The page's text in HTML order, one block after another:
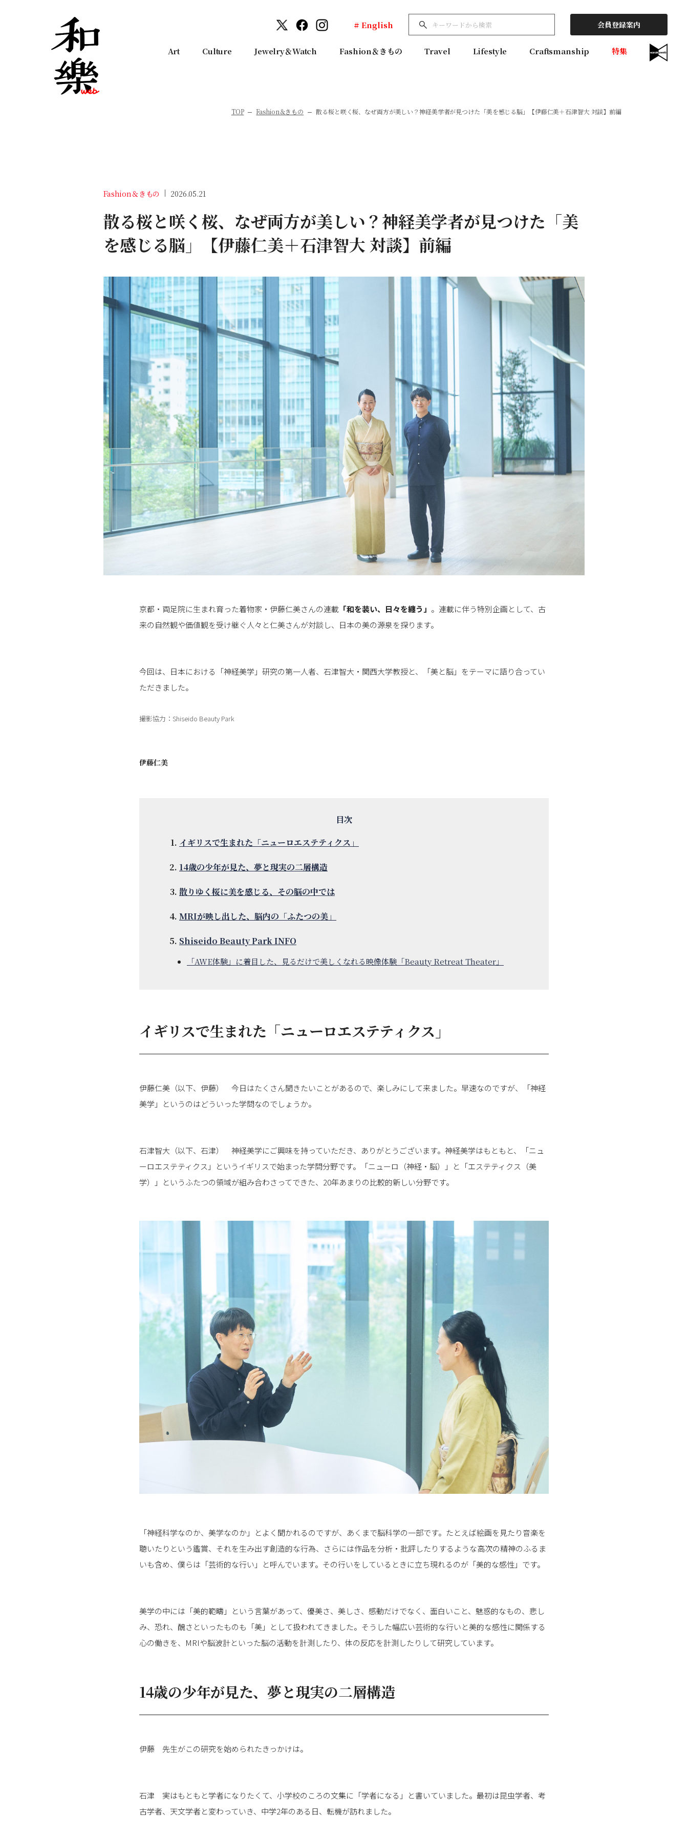
# English 会員登録案内
Art Culture Jewelry＆Watch Fashion＆きもの Travel Lifestyle Craftsmanship 特集
TOP Fashion＆きもの 散る桜と咲く桜、なぜ両方が美しい？神経美学者が見つけた「美を感じる脳」【伊藤仁美＋石津智大 対談】前編
Fashion＆きもの 2026.05.21
散る桜と咲く桜、なぜ両方が美しい？神経美学者が見つけた「美
を感じる脳」【伊藤仁美＋石津智大 対談】前編
京都・両足院に生まれ育った着物家・伊藤仁美さんの連載 「和を装い、日々を纏う 」 。連載に伴う特別企画として、古
来の自然観や価値観を受け継ぐ人々と仁美さんが対談し、日本の美の源泉を探ります。
今回は、日本における「神経美学」研究の第一人者、石津智大・関西大学教授と、「美と脳」をテーマに語り合ってい
ただきました。
撮影協力：Shiseido Beauty Park
伊藤仁美
イギリスで生まれた「ニューロエステティクス」
14歳の少年が見た、夢と現実の二層構造
散りゆく桜に美を感じる、その脳の中では
MRIが映し出した、脳内の「ふたつの美」
Shiseido Beauty Park INFO
「AWE体験」に着目した、見るだけで美しくなれる映像体験「Beauty Retreat Theater」
イギリスで生まれた「ニューロエステティクス」
伊藤仁美（以下、伊藤） 今日はたくさん聞きたいことがあるので、楽しみにして来ました。早速なのですが、「神経
美学」というのはどういった学問なのでしょうか。
石津智大（以下、石津） 神経美学にご興味を持っていただき、ありがとうございます。神経美学はもともと、「ニュ
ーロエステティクス」というイギリスで始まった学問分野です。「ニューロ（神経・脳）」と「エステティクス（美
学）」というふたつの領域が組み合わさってできた、20年あまりの比較的新しい分野です。
「神経科学なのか、美学なのか」とよく聞かれるのですが、あくまで脳科学の一部です。たとえば絵画を見たり音楽を
聴いたりという鑑賞、それを生み出す創造的な行為、さらには作品を分析・批評したりするような高次の精神のふるま
いも含め、僕らは「芸術的な行い」と呼んでいます。その行いをしているときに立ち現れるのが「美的な感性」です。
美学の中には「美的範疇」という言葉があって、優美さ、美しさ、感動だけでなく、面白いこと、魅惑的なもの、悲し
み、恐れ、醜さといったものも「美」として扱われてきました。そうした幅広い芸術的な行いと美的な感性に関係する
心の働きを、MRIや脳波計といった脳の活動を計測したり、体の反応を計測したりして研究しています。
14歳の少年が見た、夢と現実の二層構造
伊藤 先生がこの研究を始められたきっかけは。
石津 実はもともと学者になりたくて、小学校のころの文集に「学者になる」と書いていました。最初は昆虫学者、考
古学者、天文学者と変わっていき、中学2年のある日、転機が訪れました。